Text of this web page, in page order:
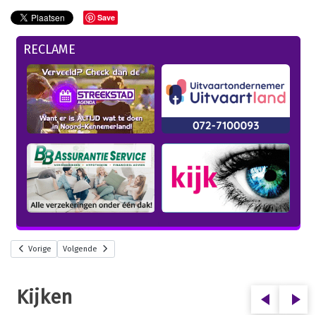
Save
RECLAME
Vorige Volgende
Kijken